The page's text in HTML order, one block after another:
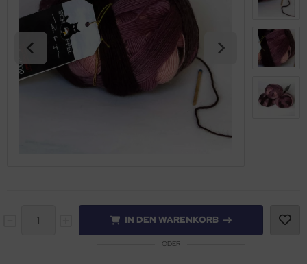
IN DEN WARENKORB
ODER